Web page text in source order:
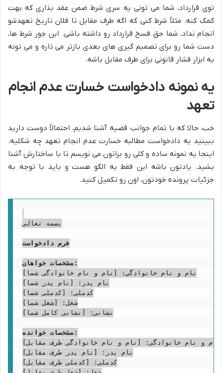
توی قرارداد، شما می تونی یه سری شرط ضمن عقد بذاری که بهت
کمک کنه. مثلاً شرط کنی که اگه طرف مقابل تا فلان تاریخ تعهدشو
انجام نداد، شما حق فسخ قرارداد رو داشته باشی. این جور شرط ها،
دست شما رو برای تصمیم گیری های بعدی بازتر می ذاره و می تونه
یه ابزار فشار قانونی برای طرف مقابل باشه.
یه نمونه دادخواست خسارت عدم انجام
تعهد
خب، حالا که با تمام جوانب قضیه آشنا شدیم، احتمالاً دوست دارید
ببینید یه دادخواست مطالبه خسارت عدم انجام تعهد چه شکلیه.
اینجا یه نمونه ساده و کلی رو براتون می نویسم تا با ساختارش آشنا
بشید. یادتون باشه این فقط یه الگو هست و باید با توجه به
جزئیات پرونده خودتون، اون رو تکمیل کنید.
بسمه تعالی
فرم دادخواست
مشخصات خواهان:
نام و نام خانوادگی: [نام و نام خانوادگی شما]
نام پدر: [نام پدر شما]
کدملی: [کدملی شما]
شغل: [شغل شما]
نشانی: [نشانی کامل شما]
مشخصات خوانده:
نام و نام خانوادگی: [نام و نام خانوادگی طرف مقابل]
نام پدر: [نام پدر طرف مقابل]
کدملی: [کدملی طرف مقابل]